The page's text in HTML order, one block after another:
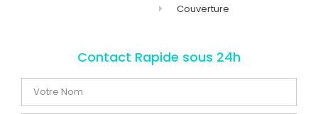
Couverture
Contact Rapide sous 24h